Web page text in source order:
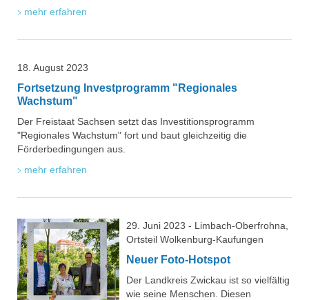
mehr erfahren
18. August 2023
Fortsetzung Investprogramm "Regionales
Wachstum"
Der Freistaat Sachsen setzt das Investitionsprogramm
"Regionales Wachstum" fort und baut gleichzeitig die
Förderbedingungen aus.
mehr erfahren
29. Juni 2023 - Limbach-Oberfrohna,
Ortsteil Wolkenburg-Kaufungen
Neuer Foto-Hotspot
Der Landkreis Zwickau ist so vielfältig
wie seine Menschen. Diesen